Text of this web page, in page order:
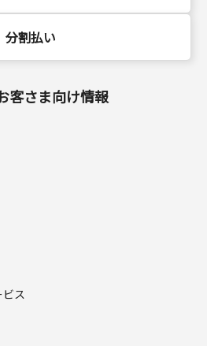
分割払い
客さま向け情報
ス